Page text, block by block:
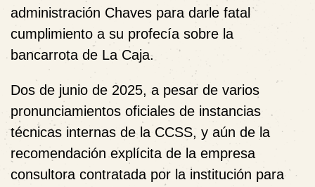
administración Chaves para darle fatal
cumplimiento a su profecía sobre la
bancarrota de La Caja.
Dos de junio de 2025, a pesar de varios
pronunciamientos oficiales de instancias
técnicas internas de la CCSS, y aún de la
recomendación explícita de la empresa
consultora contratada por la institución para